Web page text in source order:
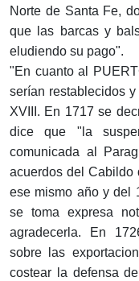
Norte de Santa Fe,
que las barcas y
eludiendo su pago".
"En cuanto al
serían restablecidos
XVIII. En 1717 se
dice que "la
comunicada al
acuerdos del Cabildo
ese mismo año y del
se toma expresa
agradecerla. En
sobre las
costear la defensa